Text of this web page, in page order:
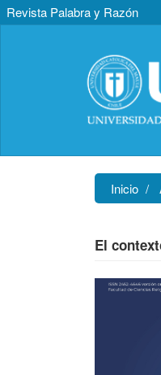
Revista Palabra y Razón
Inicio
El
Barra
lateral